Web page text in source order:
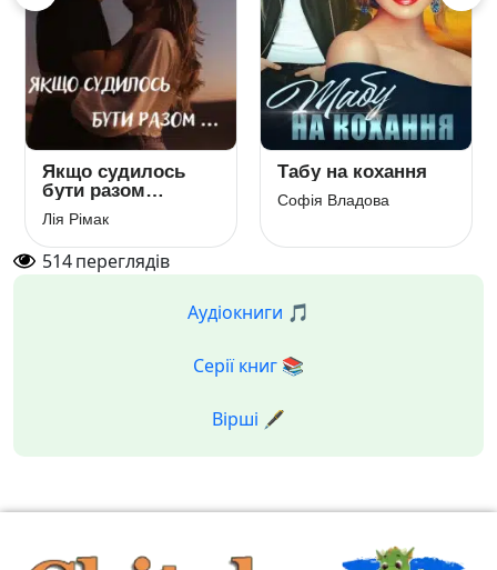
Якщо судилось
бути разом…
Лія Рімак
Табу на кохання
Софія Владова
514переглядів
Аудіокниги 🎵
Серії книг 📚
Вірші 🖋️